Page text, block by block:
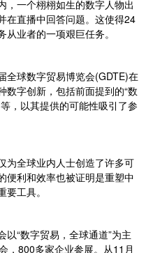
，一个栩栩如生的数字人物出
在直播中回答问题。这使得24
业者的一项艰巨任务。
全球数字贸易博览会(GDTE)在
数字创新，包括前面提到的“数
，以其提供的可能性吸引了参
为全球业内人士创造了许多可
便利和效率也被证明是重塑中
工具。
“数字贸易，全球通道”为主
，800多家企业参展。从11月